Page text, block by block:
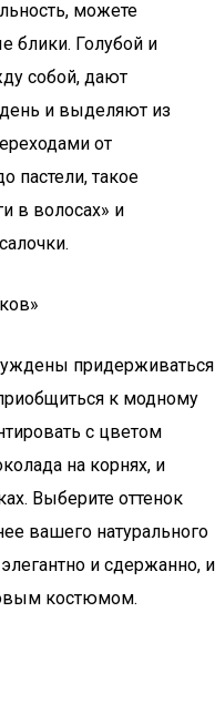
можете
блики. Голубой и
собой, дают
и выделяют из
от
пастели, такое
в волосах» и
придерживаться
к модному
с цветом
на корнях, и
Выберите оттенок
вашего натурального
и сдержанно, и
костюмом.